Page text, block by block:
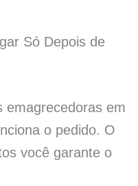
Só Depois de
emagrecedoras em
o pedido. O
você garante o